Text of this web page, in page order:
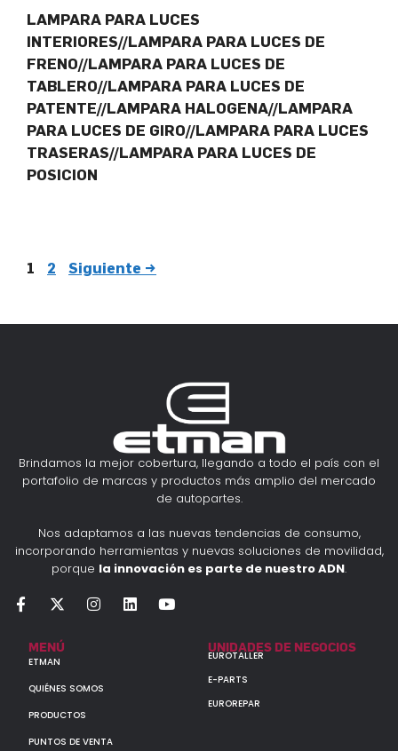
LAMPARA PARA LUCES
INTERIORES//LAMPARA PARA LUCES DE
FRENO//LAMPARA PARA LUCES DE
TABLERO//LAMPARA PARA LUCES DE
PATENTE//LAMPARA HALOGENA//LAMPARA
PARA LUCES DE GIRO//LAMPARA PARA LUCES
TRASERAS//LAMPARA PARA LUCES DE
POSICION
1 2 Siguiente →
Brindamos la mejor cobertura, llegando a todo el país con el
portafolio de marcas y productos más amplio del mercado
de autopartes.
Nos adaptamos a las nuevas tendencias de consumo,
incorporando herramientas y nuevas soluciones de movilidad,
porque la innovación es parte de nuestro ADN.
MENÚ
ETMAN
QUIÉNES SOMOS
PRODUCTOS
PUNTOS DE VENTA
UNIDADES DE NEGOCIOS
EUROTALLER
E-PARTS
EUROREPAR